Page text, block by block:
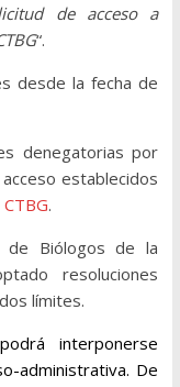
de acceso a
“.
desde la fecha de
denegatorias por
establecidos
.
de Biólogos de la
resoluciones
límites.
interponerse
administrativa. De